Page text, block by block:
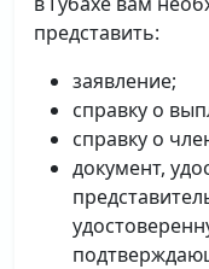
представить:
заявление;
справку о
справку о
документ,